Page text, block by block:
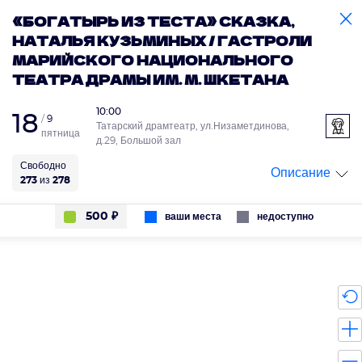
Корзина
«БОГАТЫРЬ ИЗ ТЕСТА» СКАЗКА,
НАТАЛЬЯ КУЗЬМИНЫХ / ГАСТРОЛИ
МАРИЙСКОГО НАЦИОНАЛЬНОГО
ТЕАТРА ДРАМЫ ИМ. М. ШКЕТАНА
18
9
пятница
10:00
Татарский драмтеатр, ул.Низаметдинова,
д.29, Большой зал
Свободно
273 из 278
Описание
500 ₽ ваши места недоступно